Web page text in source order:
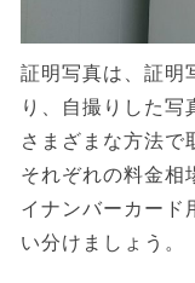
証明写真は、証明
り、自撮りした写
さまざまな方法で
それぞれの料金相
イナンバーカード
い分けましょう。